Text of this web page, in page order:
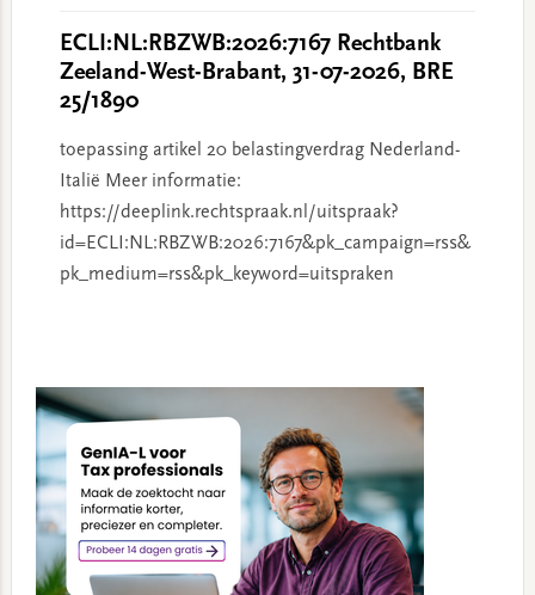
ECLI:NL:RBZWB:2026:7167 Rechtbank
Zeeland-West-Brabant, 31-07-2026, BRE
25/1890
toepassing artikel 20 belastingverdrag Nederland-
Italië Meer informatie:
https://deeplink.rechtspraak.nl/uitspraak?
id=ECLI:NL:RBZWB:2026:7167&pk_campaign=rss&
pk_medium=rss&pk_keyword=uitspraken
Sidebar